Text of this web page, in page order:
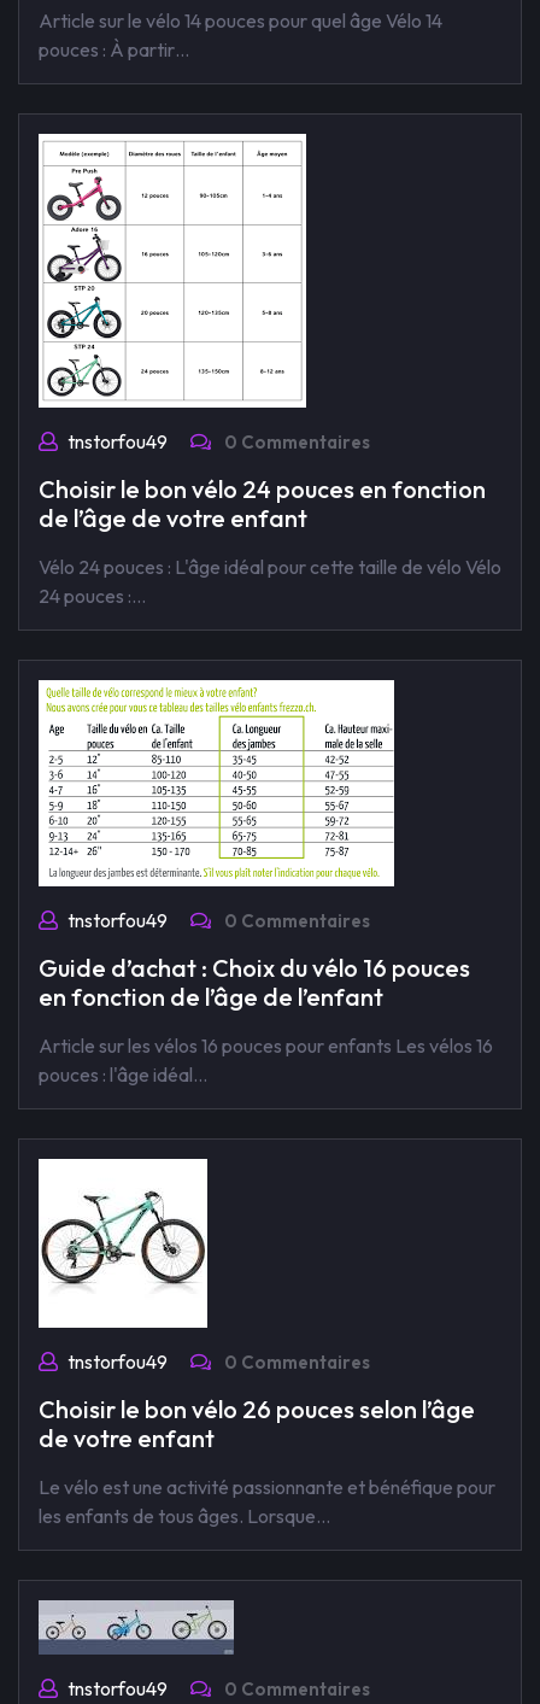
Article sur le vélo 14 pouces pour quel âge Vélo 14
pouces : À partir…
tnstorfou49 0 Commentaires
Choisir le bon vélo 24 pouces en fonction
de l’âge de votre enfant
Vélo 24 pouces : L'âge idéal pour cette taille de vélo Vélo
24 pouces :…
tnstorfou49 0 Commentaires
Guide d’achat : Choix du vélo 16 pouces
en fonction de l’âge de l’enfant
Article sur les vélos 16 pouces pour enfants Les vélos 16
pouces : l'âge idéal…
tnstorfou49 0 Commentaires
Choisir le bon vélo 26 pouces selon l’âge
de votre enfant
Le vélo est une activité passionnante et bénéfique pour
les enfants de tous âges. Lorsque…
tnstorfou49 0 Commentaires